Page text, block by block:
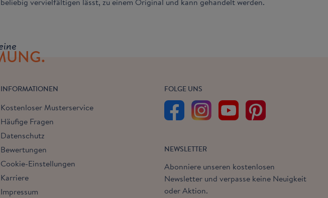
INFORMATIONEN
Kostenloser Musterservice
Häufige Fragen
Datenschutz
Bewertungen
Cookie-Einstellungen
Karriere
Impressum
FOLGE UNS
NEWSLETTER
Abonniere unseren kostenlosen
Newsletter und verpasse keine Neuigkeit
oder Aktion.